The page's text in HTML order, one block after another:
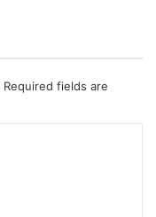
Required fields are